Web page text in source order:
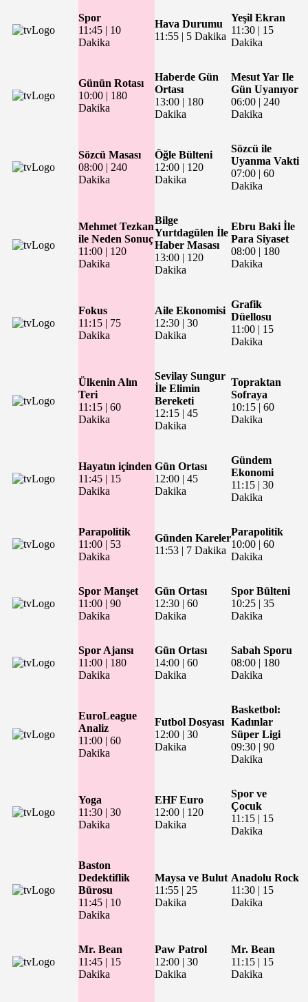
Spor
11:45 | 10
Dakika
Hava Durumu
11:55 | 5 Dakika
Yeşil Ekran
11:30 | 15
Dakika
Günün Rotası
10:00 | 180
Dakika
Haberde Gün
Ortası
13:00 | 180
Dakika
Mesut Yar Ile
Gün Uyanıyor
06:00 | 240
Dakika
Sözcü Masası
08:00 | 240
Dakika
Öğle Bülteni
12:00 | 120
Dakika
Sözcü ile
Uyanma Vakti
07:00 | 60
Dakika
Mehmet Tezkan
ile Neden Sonuç
11:00 | 120
Dakika
Bilge
Yurtdagülen İle
Haber Masası
13:00 | 120
Dakika
Ebru Baki İle
Para Siyaset
08:00 | 180
Dakika
Fokus
11:15 | 75
Dakika
Aile Ekonomisi
12:30 | 30
Dakika
Grafik
Düellosu
11:00 | 15
Dakika
Ülkenin Alın
Teri
11:15 | 60
Dakika
Sevilay Sungur
İle Elimin
Bereketi
12:15 | 45
Dakika
Topraktan
Sofraya
10:15 | 60
Dakika
Hayatın içinden
11:45 | 15
Dakika
Gün Ortası
12:00 | 45
Dakika
Gündem
Ekonomi
11:15 | 30
Dakika
Parapolitik
11:00 | 53
Dakika
Günden Kareler
11:53 | 7 Dakika
Parapolitik
10:00 | 60
Dakika
Spor Manşet
11:00 | 90
Dakika
Gün Ortası
12:30 | 60
Dakika
Spor Bülteni
10:25 | 35
Dakika
Spor Ajansı
11:00 | 180
Dakika
Gün Ortası
14:00 | 60
Dakika
Sabah Sporu
08:00 | 180
Dakika
EuroLeague
Analiz
11:00 | 60
Dakika
Futbol Dosyası
12:00 | 30
Dakika
Basketbol:
Kadınlar
Süper Ligi
09:30 | 90
Dakika
Yoga
11:30 | 30
Dakika
EHF Euro
12:00 | 120
Dakika
Spor ve
Çocuk
11:15 | 15
Dakika
Baston
Dedektiflik
Bürosu
11:45 | 10
Dakika
Maysa ve Bulut
11:55 | 25
Dakika
Anadolu Rock
11:30 | 15
Dakika
Mr. Bean
11:45 | 15
Dakika
Paw Patrol
12:00 | 30
Dakika
Mr. Bean
11:15 | 15
Dakika